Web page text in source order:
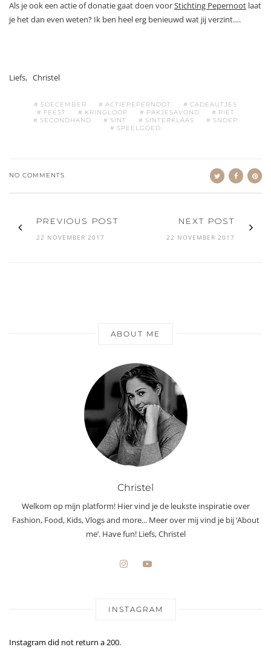
Als je ook een actie of donatie gaat doen voorStichting Pepernoot laat
je het dan even weten? Ik ben heel erg benieuwd wat jij verzint….
Liefs, Christel
5DECEMBER ACTIEPEPERNOOT
CADEAUTJES
FEEST
KRINGLOOP PAKJESAVOND
PIET
SECONDHAND
SINT SINTERKLAAS
SNOEP
SPEELGOED
NO COMMENTS
PREVIOUS POST
22 NOVEMBER 2017
NEXT POST
22 NOVEMBER 2017
ABOUT ME
Christel
Welkom op mijn platform! Hier vind je de leukste inspiratie over
Fashion, Food, Kids, Vlogs and more... Meer over mij vind je bij ‘About
me’. Have fun! Liefs, Christel
INSTAGRAM
Instagram did not return a 200.